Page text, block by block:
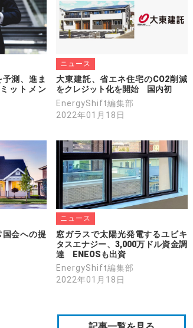
測、進ま
ットメン
ニュース
大東建託、省エネ住宅のCO2削減
をクレジット化を開始　国内初
EnergyShift編集部
2022年01月18日
会への提
ニュース
窓ガラスで太陽光発電するユビキ
タスエナジー、3,000万ドル資金調
達　ENEOSも出資
EnergyShift編集部
2022年01月18日